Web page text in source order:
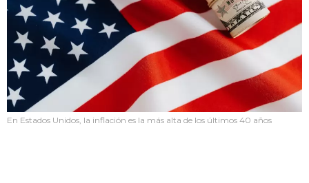
En Estados Unidos, la inflación es la más alta de los últimos 40 años